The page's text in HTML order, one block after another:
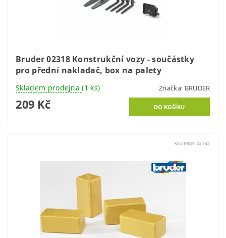
Bruder 02318 Konstrukční vozy - součástky
pro přední nakladač, box na palety
Skladem prodejna(1 ks) Značka: BRUDER
209 Kč
Kód:BRDR-02342